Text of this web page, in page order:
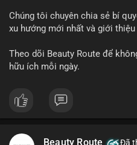
Chúng tôi chuyên chia sẻ bí
xu hướng mới nhất và giới
Theo dõi Beauty Route để
hữu ích mỗi ngày.
Đã